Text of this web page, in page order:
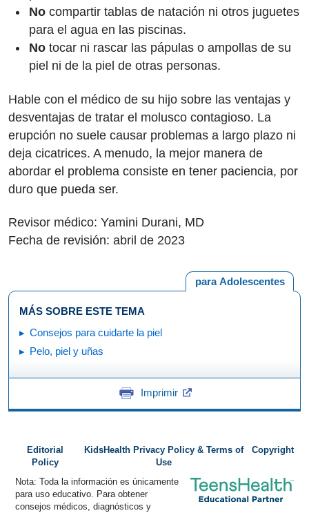
No compartir tablas de natación ni otros juguetes
para el agua en las piscinas.
No tocar ni rascar las pápulas o ampollas de su
piel ni de la piel de otras personas.
Hable con el médico de su hijo sobre las ventajas y
desventajas de tratar el molusco contagioso. La
erupción no suele causar problemas a largo plazo ni
deja cicatrices. A menudo, la mejor manera de
abordar el problema consiste en tener paciencia, por
duro que pueda ser.
Revisor médico: Yamini Durani, MD
Fecha de revisión: abril de 2023
para Adolescentes
MÁS SOBRE ESTE TEMA
Consejos para cuidarte la piel
Pelo, piel y uñas
Imprimir
Editorial
Policy
KidsHealth Privacy Policy & Terms of
Use
Copyright
Nota: Toda la información es únicamente
para uso educativo. Para obtener
consejos médicos, diagnósticos y